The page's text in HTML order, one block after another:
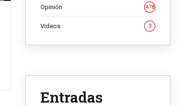
Opinión 478
Videos 3
Entradas